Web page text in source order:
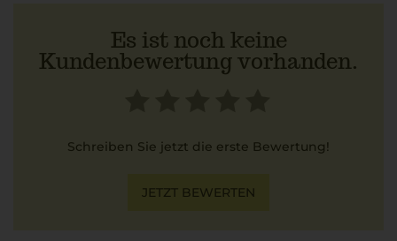
Es ist noch keine
Kundenbewertung vorhanden.
Schreiben Sie jetzt die erste Bewertung!
JETZT BEWERTEN